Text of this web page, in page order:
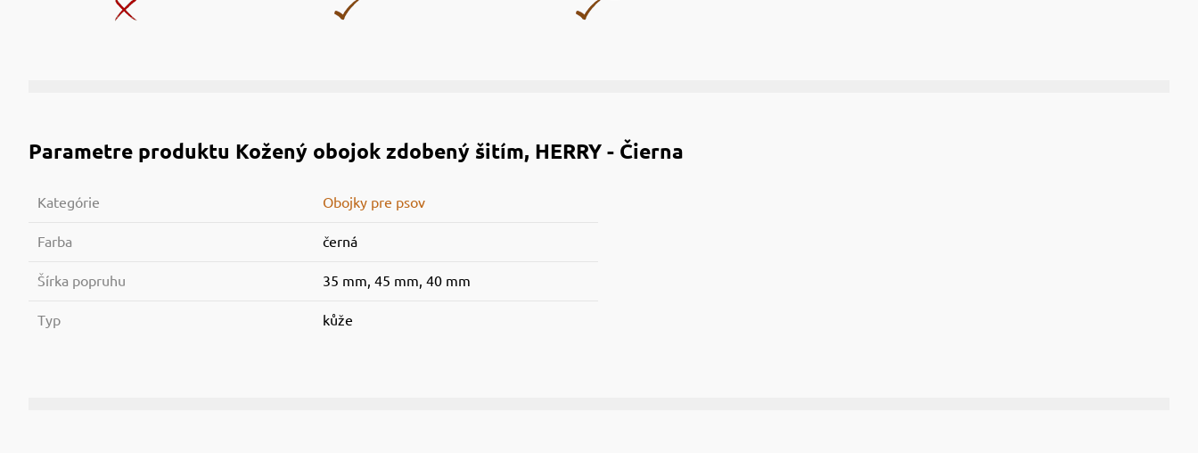
Parametre produktu Kožený obojok zdobený šitím, HERRY - Čierna
Kategórie Obojky pre psov
Farba černá
Šírka popruhu 35 mm, 45 mm, 40 mm
Typ kůže